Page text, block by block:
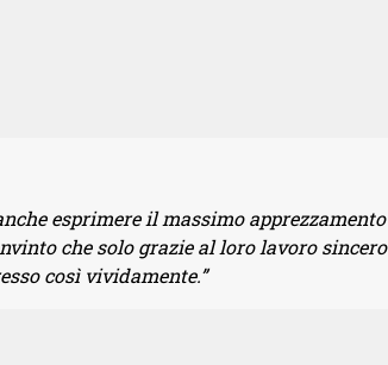
esprimere il massimo apprezzamento
che solo grazie al loro lavoro sincero
così vividamente.”